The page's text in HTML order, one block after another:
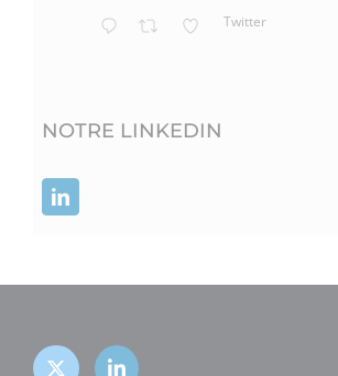
Twitter
NOTRE LINKEDIN